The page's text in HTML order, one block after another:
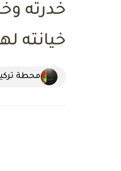
خدرته
خيانته
محطة